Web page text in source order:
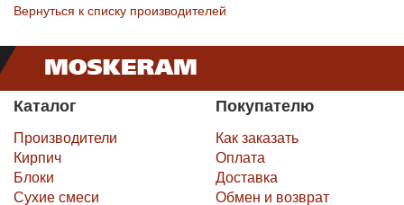
промышленные товары, в том числе бордюры, бетонные кубы
Компания имеет 15 заводов и 26 производственных линий.
Суммарная мощность всех заводов составляет около 14 млн
кв.м в год (на основе
отличаются высоким уровнем автоматизации производства.
Группа производит свою продукцию на основе современных
технологий, высококачественного сырья и сохраняет
исключительное внимание на безопасность, обеспечивая при
Вернуться к списку производителей
Каталог
Производители
Кирпич
Блоки
Сухие смеси
Покупателю
Как заказать
Оплата
Доставка
Обмен и возврат